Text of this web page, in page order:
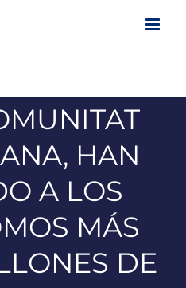
HAN
A LOS
MÁS
DE